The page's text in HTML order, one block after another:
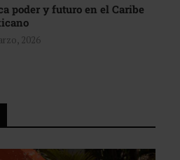
poder y futuro en el Caribe
2026